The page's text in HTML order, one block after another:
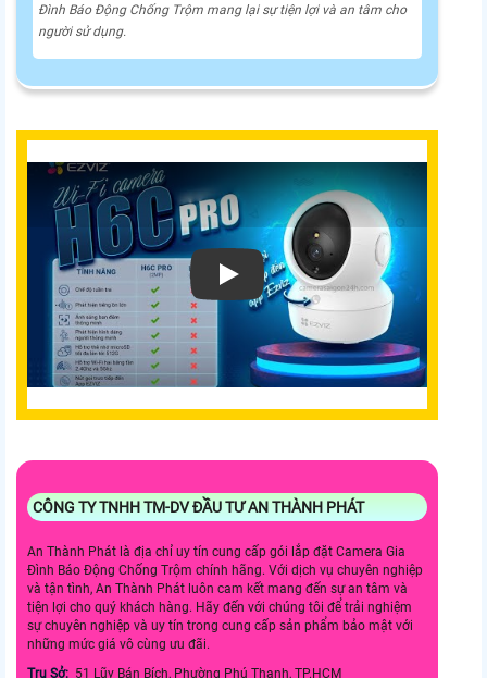
Đình Báo Động Chống Trộm mang lại sự tiện lợi và an tâm cho
người sử dụng.
CÔNG TY TNHH TM-DV ĐẦU TƯ AN THÀNH PHÁT
An Thành Phát là địa chỉ uy tín cung cấp gói lắp đặt Camera Gia
Đình Báo Động Chống Trộm chính hãng. Với dịch vụ chuyên nghiệp
và tận tình, An Thành Phát luôn cam kết mang đến sự an tâm và
tiện lợi cho quý khách hàng. Hãy đến với chúng tôi để trải nghiệm
sự chuyên nghiệp và uy tín trong cung cấp sản phẩm bảo mật với
những mức giá vô cùng ưu đãi.
Trụ Sở: 51 Lũy Bán Bích, Phường Phú Thạnh, TP.HCM